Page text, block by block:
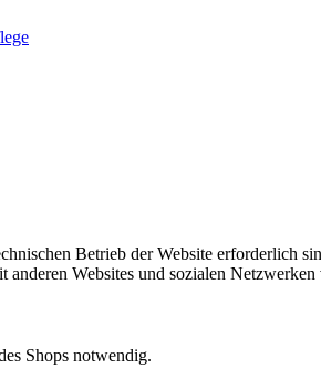
Betrieb der Website erforderlich
Websites und sozialen
Shops notwendig.